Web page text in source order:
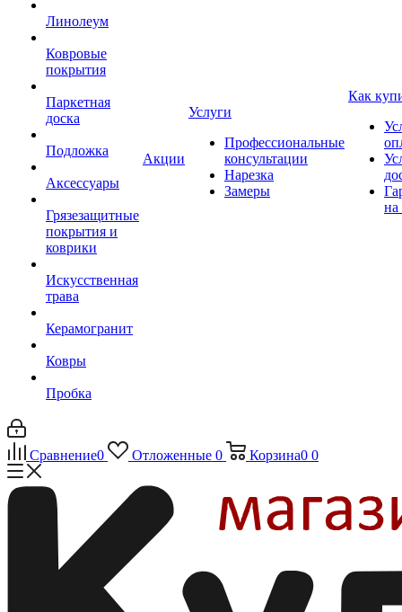
Линолеум
Ковровые
покрытия
Паркетная
доска
Подложка
Аксессуары
Грязезащитные
покрытия и
коврики
Искусственная
трава
Керамогранит
Ковры
Пробка
Акции
Услуги
Профессиональные
консультации
Нарезка
Замеры
Как
на
Сравнение0 Отложенные 0 Корзина0 0